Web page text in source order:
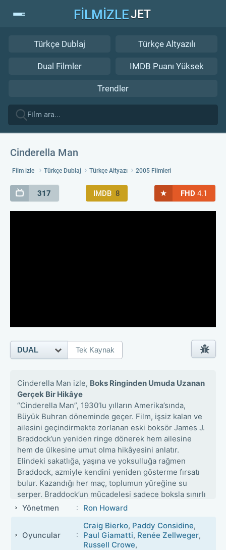
FİLMİZLEJET
Türkçe Dublaj Türkçe Altyazılı
Dual Filmler IMDB Puanı Yüksek
Trendler
Cinderella Man
Film izle Türkçe Dublaj Türkçe Altyazı 2005 Filmleri
317 IMDB 8 ★ FHD 4.1
Cinderella Man izle, Boks Ringinden Umuda Uzanan
Gerçek Bir Hikâye
“Cinderella Man”, 1930’lu yılların Amerika’sında,
Büyük Buhran döneminde geçer. Film, işsiz kalan ve
ailesini geçindirmekte zorlanan eski boksör James J.
Braddock’un yeniden ringe dönerek hem ailesine
hem de ülkesine umut olma hikâyesini anlatır.
Elindeki sakatlığa, yaşına ve yoksulluğa rağmen
Braddock, azmiyle kendini yeniden gösterme fırsatı
bulur. Kazandığı her maç, toplumun yüreğine su
serper. Braddock’un mücadelesi sadece boksla sınırlı
değildir; o, aynı zamanda ailesini açlıktan kurtarmaya,
azmin, aile bağlarının ve inancın zorluklara nasıl karşı
durabileceğini gözler önüne serer.
Yönetmen Ron Howard
Oyuncular
Craig Bierko, Paddy Considine,
Paul Giamatti, Renée Zellweger,
Russell Crowe,
DUAL Tek Kaynak